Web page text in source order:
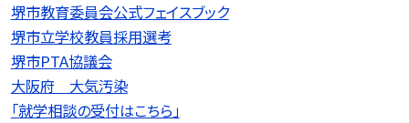
堺市教育委員会公式フェイスブック
堺市立学校教員採用選考
堺市PTA協議会
大阪府 大気汚染
「就学相談の受付はこちら」